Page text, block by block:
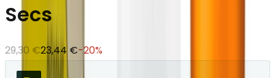
Secs
29,30 €23,44 €-20%